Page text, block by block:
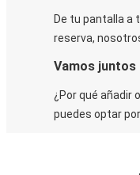
De tu pantalla a
reserva,
Vamos juntos
¿Por qué añadir
puedes optar